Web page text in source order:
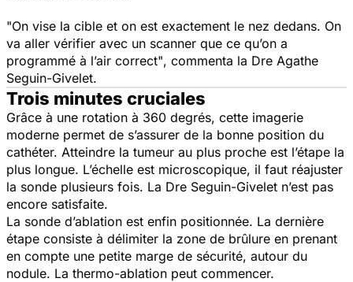
"On vise la cible et on est exactement le nez dedans. On
va aller vérifier avec un scanner que ce qu’on a
programmé à l’air correct", commenta la Dre Agathe
Seguin-Givelet.
Trois minutes cruciales
Grâce à une rotation à 360 degrés, cette imagerie
moderne permet de s’assurer de la bonne position du
cathéter. Atteindre la tumeur au plus proche est l’étape la
plus longue. L’échelle est microscopique, il faut réajuster
la sonde plusieurs fois. La Dre Seguin-Givelet n’est pas
encore satisfaite.
La sonde d’ablation est enfin positionnée. La dernière
étape consiste à délimiter la zone de brûlure en prenant
en compte une petite marge de sécurité, autour du
nodule. La thermo-ablation peut commencer.